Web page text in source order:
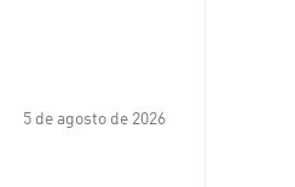
5 de agosto de 2026